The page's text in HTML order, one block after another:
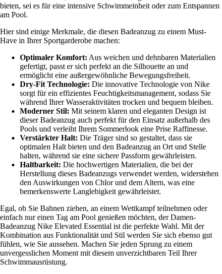
bieten, sei es für eine intensive Schwimmeinheit oder zum Entspannen
am Pool.
Hier sind einige Merkmale, die diesen Badeanzug zu einem Must-
Have in Ihrer Sportgarderobe machen:
Optimaler Komfort: Aus weichen und dehnbaren Materialien
gefertigt, passt er sich perfekt an die Silhouette an und
ermöglicht eine außergewöhnliche Bewegungsfreiheit.
Dry-Fit Technologie: Die innovative Technologie von Nike
sorgt für ein effizientes Feuchtigkeitsmanagement, sodass Sie
während Ihrer Wasseraktivitäten trocken und bequem bleiben.
Moderner Stil: Mit seinem klaren und eleganten Design ist
dieser Badeanzug auch perfekt für den Einsatz außerhalb des
Pools und verleiht Ihrem Sommerlook eine Prise Raffinesse.
Verstärkter Halt: Die Träger sind so gestaltet, dass sie
optimalen Halt bieten und den Badeanzug an Ort und Stelle
halten, während sie eine sichere Passform gewährleisten.
Haltbarkeit: Die hochwertigen Materialien, die bei der
Herstellung dieses Badeanzugs verwendet werden, widerstehen
den Auswirkungen von Chlor und dem Altern, was eine
bemerkenswerte Langlebigkeit gewährleistet.
Egal, ob Sie Bahnen ziehen, an einem Wettkampf teilnehmen oder
einfach nur einen Tag am Pool genießen möchten, der Damen-
Badeanzug Nike Elevated Essential ist die perfekte Wahl. Mit der
Kombination aus Funktionalität und Stil werden Sie sich ebenso gut
fühlen, wie Sie aussehen. Machen Sie jeden Sprung zu einem
unvergesslichen Moment mit diesem unverzichtbaren Teil Ihrer
Schwimmausrüstung.